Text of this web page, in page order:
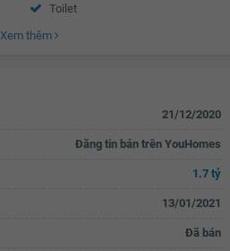
Toilet
Bồn rửa mặt
Xem thêm
21/12/2020
Đăng tin bán trên YouHomes
1.7 tỷ
13/01/2021
Đã bán